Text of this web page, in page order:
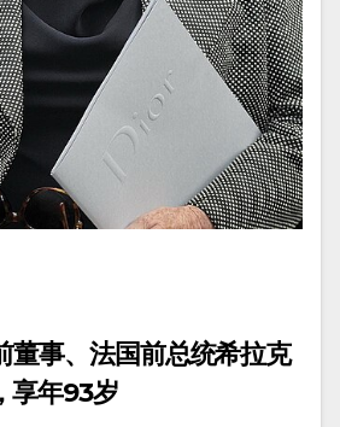
董事、法国前总统希拉克
享年93岁